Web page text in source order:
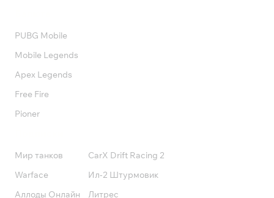
PUBG Mobile
Mobile Legends
Apex Legends
Free Fire
Pioner
Мир танков
Warface
Аллоды Онлайн
CarX Drift Racing 2
Ил-2 Штурмовик
Литрес